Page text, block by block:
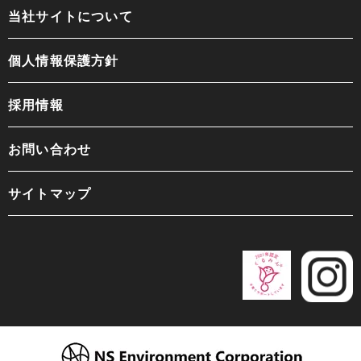
当社サイトについて
個人情報保護方針
採用情報
お問い合わせ
サイトマップ